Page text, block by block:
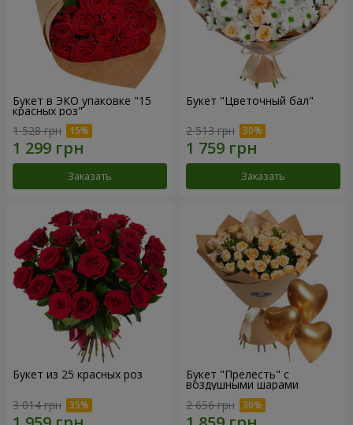
Букет в ЭКО упаковке "15
красных роз"
1 528 грн
Заказать
Букет "Цветочный бал"
2 513 грн
Заказать
Букет из 25 красных роз
3 014 грн
Букет "Прелесть" с
воздушными шарами
2 656 грн